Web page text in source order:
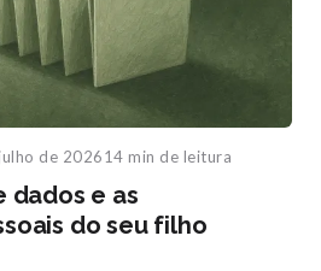
de 202614 min de leitura
dados e as
do seu filho